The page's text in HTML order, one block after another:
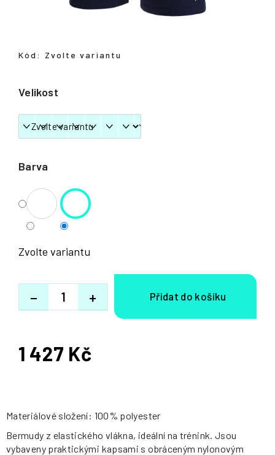
Barva
Velikost
Zvolte variantu
+
−
Kód: Zvolte variantu
1 427 Kč
Měrná
Materiálové složení: 100% polyester
Bermudy z elastického vlákna, ideální na trénink. Jsou
vybaveny praktickými kapsami s obráceným nylonovým